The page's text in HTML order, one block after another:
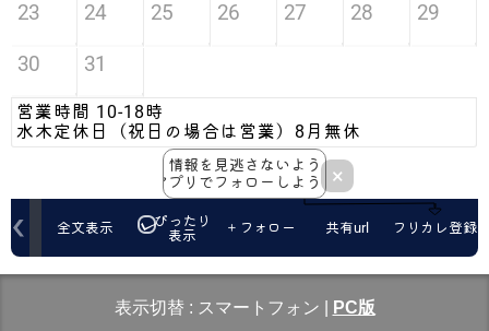
表示切替 : スマートフォン PC版